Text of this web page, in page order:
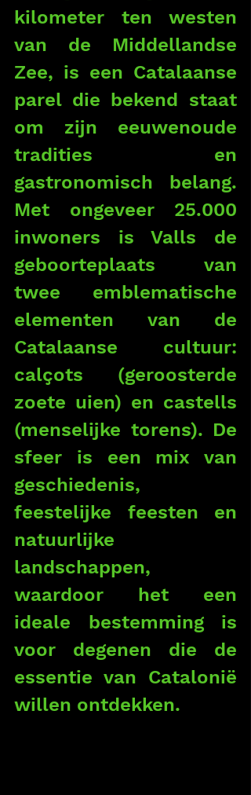
kilometer ten westen
van de Middellandse
Zee, is een Catalaanse
parel die bekend staat
om zijn eeuwenoude
tradities en
gastronomisch belang.
Met ongeveer 25.000
inwoners is Valls de
geboorteplaats van
twee emblematische
elementen van de
Catalaanse cultuur:
calçots (geroosterde
zoete uien) en castells
(menselijke torens). De
sfeer is een mix van
geschiedenis,
feestelijke feesten en
natuurlijke
landschappen,
waardoor het een
ideale bestemming is
voor degenen die de
essentie van Catalonië
willen ontdekken.